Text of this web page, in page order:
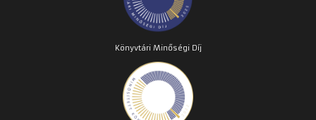
Könyvtári Minőségi Díj